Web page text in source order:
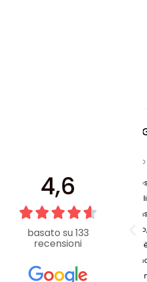
4,6
basato su 133
recensioni
questo negozio faccio un
negli anni passati perché è
conserva le caratteristiche
è stretto ma tu chiedi
c’è nulla di cui tu possa
nel campo della